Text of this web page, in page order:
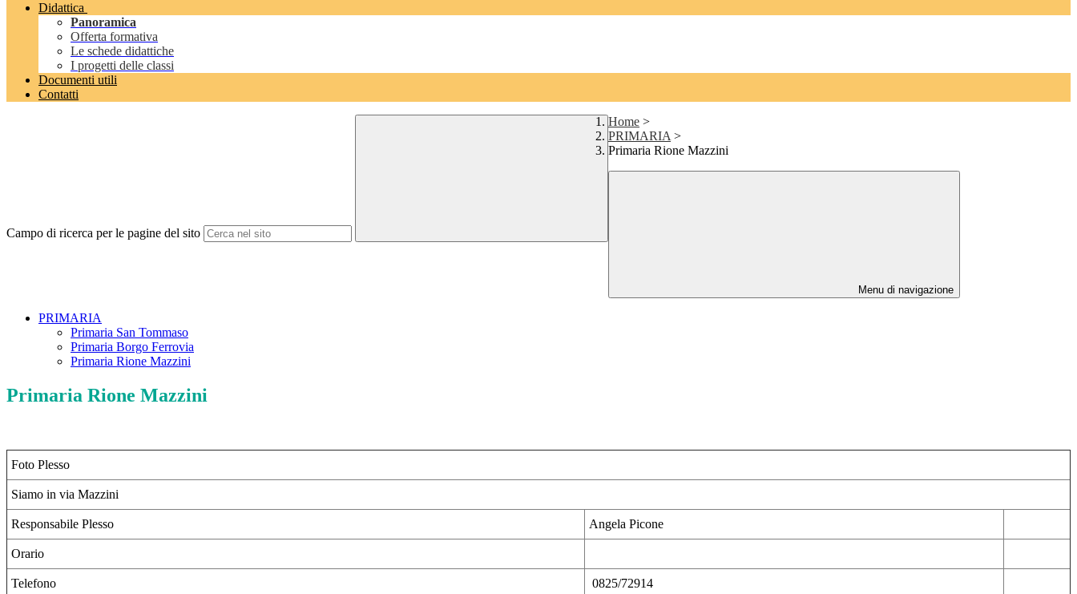
Didattica
Panoramica
Offerta formativa
Le schede didattiche
I progetti delle classi
Documenti utili
Contatti
Campo di ricerca per le pagine del sito
Home >
PRIMARIA >
Primaria Rione Mazzini
Menu di navigazione
PRIMARIA
Primaria San Tommaso
Primaria Borgo Ferrovia
Primaria Rione Mazzini
Primaria Rione Mazzini
Foto Plesso
Siamo in via Mazzini
Responsabile Plesso Angela Picone
Orario
Telefono 0825/72914